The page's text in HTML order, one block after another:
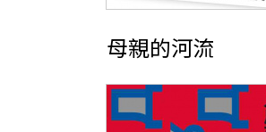
母親的河流